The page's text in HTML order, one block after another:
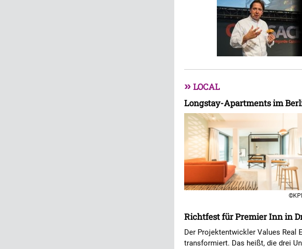
» LOCAL
Longstay-Apartments im
Richtfest für Premier Inn in
Der Projektentwickler Values Real
transformiert. Das heißt, die drei